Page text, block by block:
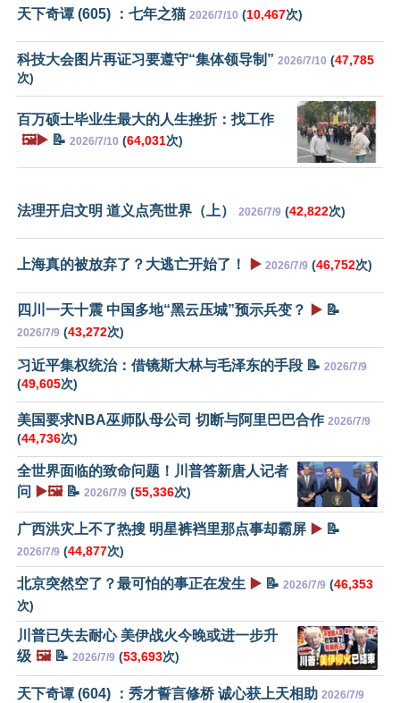
天下奇谭 (605) ：七年之猫 2026/7/10 (10,467次)
科技大会图片再证习要遵守“集体领导制” 2026/7/10 (47,785
次)
百万硕士毕业生最大的人生挫折：找工作
🖼️▶️ 📝 2026/7/10 (64,031次)
法理开启文明 道义点亮世界（上） 2026/7/9 (42,822次)
上海真的被放弃了？大逃亡开始了！ ▶️ 2026/7/9 (46,752次)
四川一天十震 中国多地“黑云压城”预示兵变？ ▶️ 📝
2026/7/9 (43,272次)
习近平集权统治：借镜斯大林与毛泽东的手段 📝 2026/7/9
(49,605次)
美国要求NBA巫师队母公司 切断与阿里巴巴合作 2026/7/9
(44,736次)
全世界面临的致命问题！川普答新唐人记者
问
▶️🖼️📝 2026/7/9 (55,336次)
广西洪灾上不了热搜 明星裤裆里那点事却霸屏 ▶️ 📝
2026/7/9 (44,877次)
北京突然空了？最可怕的事正在发生 ▶️ 📝 2026/7/9 (46,353
次)
川普已失去耐心 美伊战火今晚或进一步升
级 🖼️📝 2026/7/9 (53,693次)
天下奇谭 (604) ：秀才誓言修桥 诚心获上天相助 2026/7/9